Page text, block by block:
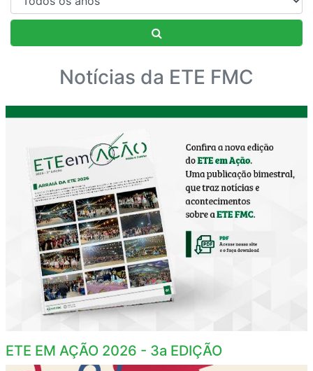
Nome
Notícias da ETE FMC
ETE EM AÇÃO 2026 - 3a EDIÇÃO